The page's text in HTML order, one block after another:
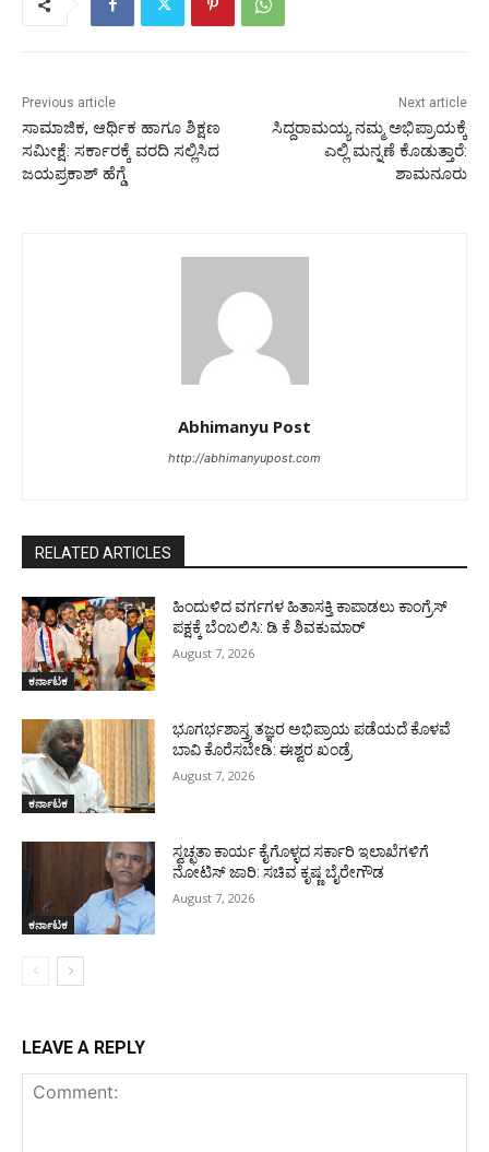
Previous article
ಸಾಮಾಜಿಕ, ಆರ್ಥಿಕ ಹಾಗೂ ಶಿಕ್ಷಣ
ಸಮೀಕ್ಷೆ: ಸರ್ಕಾರಕ್ಕೆ ವರದಿ ಸಲ್ಲಿಸಿದ
ಜಯಪ್ರಕಾಶ್ ಹೆಗ್ಡೆ
Next article
ಸಿದ್ದರಾಮಯ್ಯ ನಮ್ಮ ಅಭಿಪ್ರಾಯಕ್ಕೆ
ಎಲ್ಲಿ ಮನ್ನಣೆ ಕೊಡುತ್ತಾರೆ:
ಶಾಮನೂರು
Abhimanyu Post
http://abhimanyupost.com
RELATED ARTICLES
ಕರ್ನಾಟಕ
ಹಿಂದುಳಿದ ವರ್ಗಗಳ ಹಿತಾಸಕ್ತಿ ಕಾಪಾಡಲು ಕಾಂಗ್ರೆಸ್
ಪಕ್ಷಕ್ಕೆ ಬೆಂಬಲಿಸಿ: ಡಿ ಕೆ ಶಿವಕುಮಾರ್
August 7, 2026
ಕರ್ನಾಟಕ
ಭೂಗರ್ಭಶಾಸ್ತ್ರ ತಜ್ಞರ ಅಭಿಪ್ರಾಯ ಪಡೆಯದೆ ಕೊಳವೆ
ಬಾವಿ ಕೊರೆಸಬೇಡಿ: ಈಶ್ವರ ಖಂಡ್ರೆ
August 7, 2026
ಕರ್ನಾಟಕ
ಸ್ವಚ್ಛತಾ ಕಾರ್ಯ ಕೈಗೊಳ್ಳದ ಸರ್ಕಾರಿ ಇಲಾಖೆಗಳಿಗೆ
ನೋಟಿಸ್ ಜಾರಿ: ಸಚಿವ ಕೃಷ್ಣ ಬೈರೇಗೌಡ
August 7, 2026
LEAVE A REPLY